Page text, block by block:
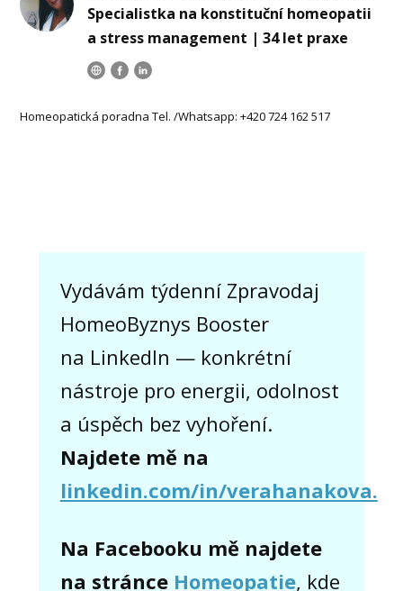
Specialistka na konstituční homeopatii
a stress management | 34 let praxe
Homeopatická poradna Tel. /Whatsapp: +420 724 162 517
Vydávám týdenní Zpravodaj
HomeoByznys Booster
na LinkedIn — konkrétní
nástroje pro energii, odolnost
a úspěch bez vyhoření.
Najdete mě na
linkedin.com/in/verahanakova.
Na Facebooku mě najdete
na stránce Homeopatie, kde